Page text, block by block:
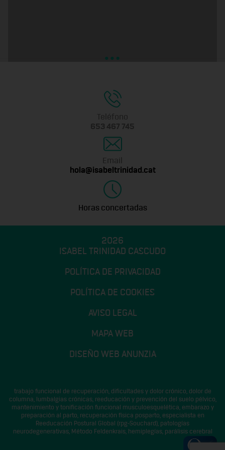
hola@isabeltrinidad.cat
Horas concertadas
2026
ISABEL TRINIDAD CASCUDO
POLÍTICA DE PRIVACIDAD
POLÍTICA DE COOKIES
AVISO LEGAL
MAPA WEB
DISEÑO WEB ANUNZIA
trabajo funcional de recuperación, dificultades y dolor crónico, dolor de
columna, lumbalgias crónicas, reeducación y prevención del suelo pélvico,
mantenimiento y tonificación funcional musculoesquelética, embarazo y
preparación al parto, recuperación física posparto, especialista en
Reeducación Postural Global (rpg-Souchard), patologías
neurodegenerativas, Método Feldenkrais, hemiplegías, parálisis cerebral